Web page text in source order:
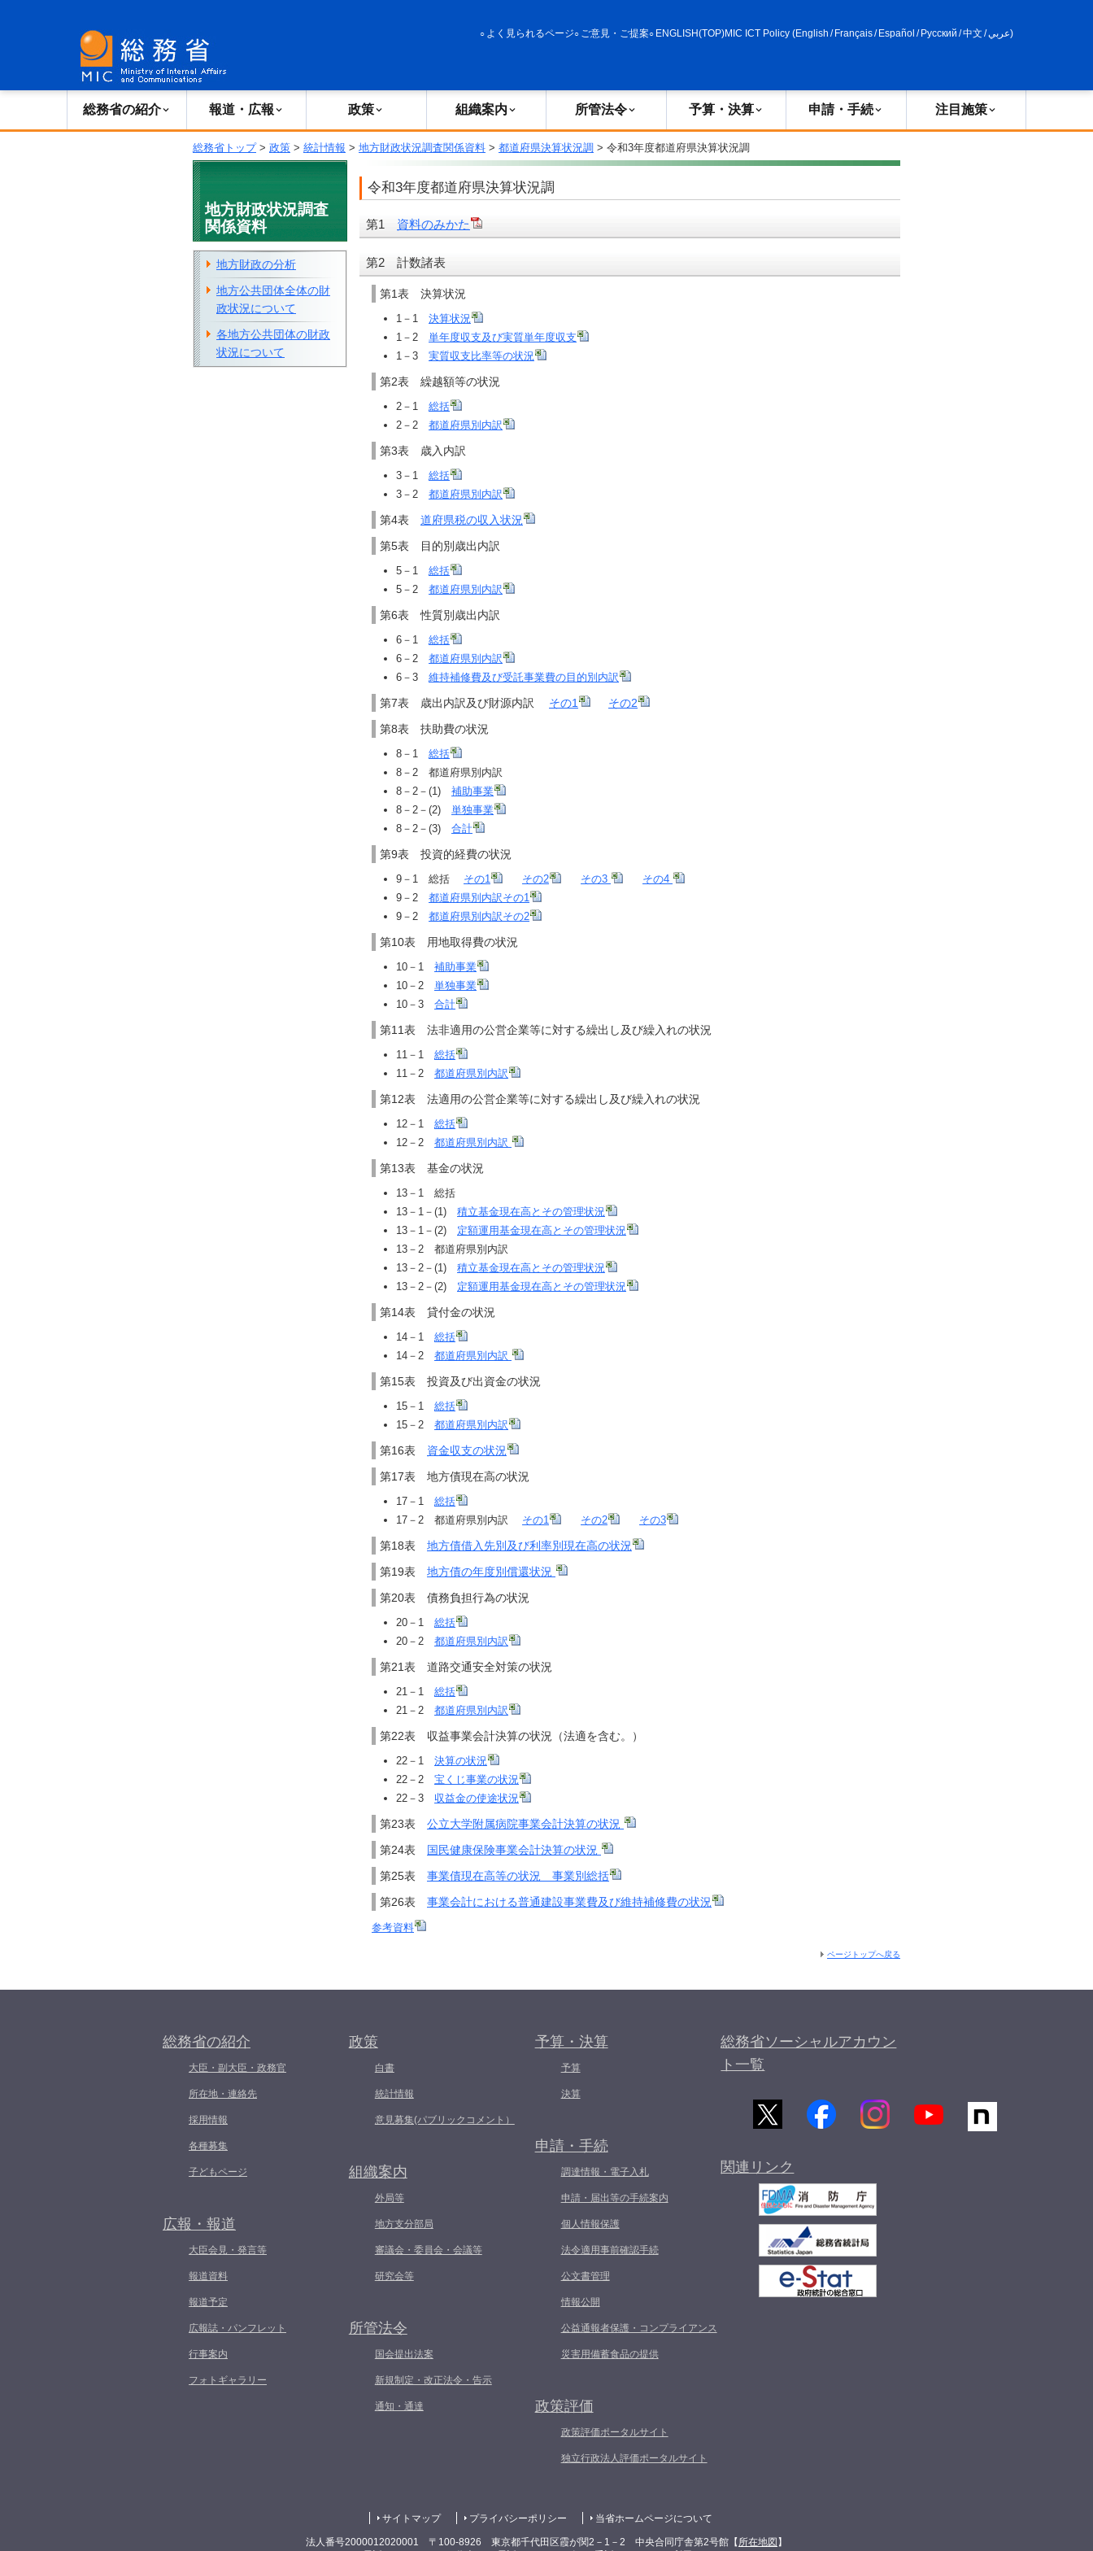
よく見られるページ ご意見・ご提案 ENGLISH(TOP)MIC ICT Policy (English / Français/ Español / Русский /中文 /عربي)
総務省の紹介 報道・広報 政策 組織案内 所管法令 予算・決算 申請・手続 注目施策
総務省トップ> 政策 > 統計情報 > 地方財政状況調査関係資料 > 都道府県決算状況調 > 令和3年度都道府県決算状況調
令和3年度都道府県決算状況調
第1 資料のみかた
第2 計数諸表
第1表 決算状況
1－1 決算状況
1－2 単年度収支及び実質単年度収支
1－3 実質収支比率等の状況
第2表 繰越額等の状況
2－1 総括
2－2 都道府県別内訳
第3表 歳入内訳
3－1 総括
3－2 都道府県別内訳
第4表 道府県税の収入状況
第5表 目的別歳出内訳
5－1 総括
5－2 都道府県別内訳
第6表 性質別歳出内訳
6－1 総括
6－2 都道府県別内訳
6－3 維持補修費及び受託事業費の目的別内訳
第7表 歳出内訳及び財源内訳 その1
その2
第8表 扶助費の状況
8－1 総括
8－2 都道府県別内訳
8－2－(1) 補助事業
8－2－(2) 単独事業
8－2－(3) 合計
第9表 投資的経費の状況
9－1 総括 その1 その2 その3
その4
9－2 都道府県別内訳その1
9－2 都道府県別内訳その2
第10表 用地取得費の状況
10－1 補助事業
10－2 単独事業
10－3 合計
第11表 法非適用の公営企業等に対する繰出し及び繰入れの状況
11－1 総括
11－2 都道府県別内訳
第12表 法適用の公営企業等に対する繰出し及び繰入れの状況
12－1 総括
12－2 都道府県別内訳
第13表 基金の状況
13－1 総括
13－1－(1) 積立基金現在高とその管理状況
13－1－(2) 定額運用基金現在高とその管理状況
13－2 都道府県別内訳
13－2－(1) 積立基金現在高とその管理状況
13－2－(2) 定額運用基金現在高とその管理状況
第14表 貸付金の状況
14－1 総括
14－2 都道府県別内訳
第15表 投資及び出資金の状況
15－1 総括
15－2 都道府県別内訳
第16表 資金収支の状況
第17表 地方債現在高の状況
17－1 総括
17－2 都道府県別内訳 その1 その2 その3
第18表 地方債借入先別及び利率別現在高の状況
第19表 地方債の年度別償還状況
第20表 債務負担行為の状況
20－1 総括
20－2 都道府県別内訳
第21表 道路交通安全対策の状況
21－1 総括
21－2 都道府県別内訳
第22表 収益事業会計決算の状況（法適を含む。）
22－1 決算の状況
22－2 宝くじ事業の状況
22－3 収益金の使途状況
第23表 公立大学附属病院事業会計決算の状況
第24表
国民健康保険事業会計決算の状況
第25表 事業債現在高等の状況 事業別総括
第26表 事業会計における普通建設事業費及び維持補修費の状況
参考資料
ページトップへ戻る
地方財政状況調査
関係資料
地方財政の分析
地方公共団体全体の財
政状況について
各地方公共団体の財政
状況について
総務省の紹介
大臣・副大臣・政務官
所在地・連絡先
採用情報
各種募集
子どもページ
広報・報道
大臣会見・発言等
報道資料
報道予定
広報誌・パンフレット
行事案内
フォトギャラリー
政策
白書
統計情報
意見募集(パブリックコメント）
組織案内
外局等
地方支分部局
審議会・委員会・会議等
研究会等
所管法令
国会提出法案
新規制定・改正法令・告示
通知・通達
予算・決算
予算
決算
申請・手続
調達情報・電子入札
申請・届出等の手続案内
個人情報保護
法令適用事前確認手続
公文書管理
情報公開
公益通報者保護・コンプライアンス
災害用備蓄食品の提供
政策評価
政策評価ポータルサイト
独立行政法人評価ポータルサイト
総務省ソーシャルアカウン
ト一覧
関連リンク
サイトマップ プライバシーポリシー 当省ホームページについて
法人番号2000012020001 〒100-8926 東京都千代田区霞が関2－1－2 中央合同庁舎第2号館【 所在地図 】